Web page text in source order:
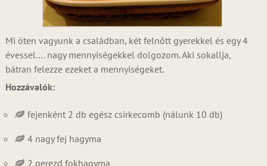
Mi öten vagyunk a családban, két felnőtt gyerekkel és egy 4
évessel…. nagy mennyiségekkel dolgozom. Aki sokallja,
bátran felezze ezeket a mennyiségeket.
Hozzávalók:
fejenként 2 db egész csirkecomb (nálunk 10 db)
4 nagy fej hagyma
2 gerezd fokhagyma